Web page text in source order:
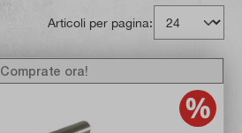
Articoli per pagina:
Comprate ora!